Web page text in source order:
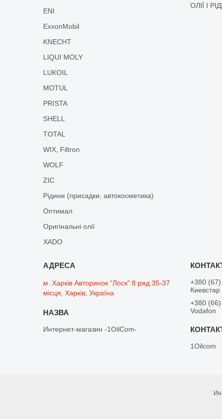
ENI
ExxonMobil
KNECHT
LIQUI MOLY
LUKOIL
MOTUL
PRISTA
SHELL
TOTAL
WIX, Filtron
WOLF
ZIC
Рідини (присадки, автокосметика)
Оптимал
Оригінальні олії
XADO
ОЛІЇ І
м .Харків Авторинок "Лоск" 8 ряд 35-37
місця, Харків, Україна
Интернет-магазин -1OilCom-
+380
Киевстар
+380
Vodafon
1Oilcom